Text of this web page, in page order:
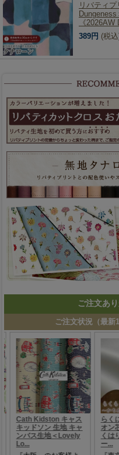
リバティ
Dungeness
《
389円 (税
ご注文あ